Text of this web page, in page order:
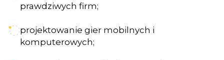
prawdziwych firm;
projektowanie gier mobilnych i
komputerowych;